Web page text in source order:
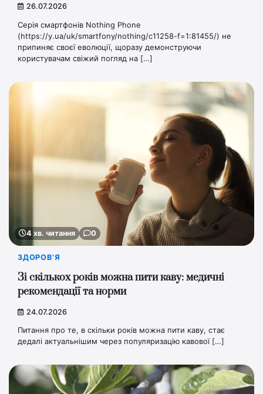
26.07.2026
Серія смартфонів Nothing Phone
(https://y.ua/uk/smartfony/nothing/c11258-f=1:81455/) не
припиняє своєї еволюції, щоразу демонструючи
користувачам свіжий погляд на […]
4 хв. читання 0
ЗДОРОВ’Я
Зі скількох років можна пити каву: медичні
рекомендації та норми
24.07.2026
Питання про те, в скільки років можна пити каву, стає
дедалі актуальнішим через популяризацію кавової […]